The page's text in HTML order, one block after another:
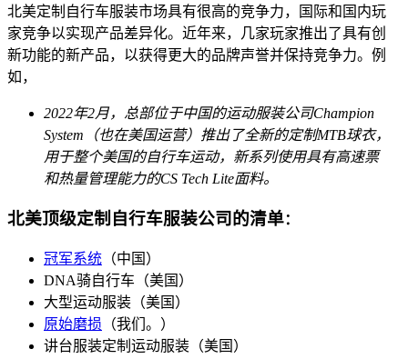
北美定制自行车服装市场具有很高的竞争力，国际和国内玩
家竞争以实现产品差异化。近年来，几家玩家推出了具有创
新功能的新产品，以获得更大的品牌声誉并保持竞争力。例
如，
2022年2月，总部位于中国的运动服装公司Champion
System（也在美国运营）推出了全新的定制MTB球衣，
用于整个美国的自行车运动，新系列使用具有高速票
和热量管理能力的CS Tech Lite面料。
北美顶级定制自行车服装公司的清单：
冠军系统 （中国）
DNA骑自行车（美国）
大型运动服装（美国）
原始磨损 （我们。）
讲台服装定制运动服装（美国）